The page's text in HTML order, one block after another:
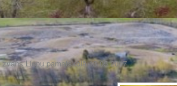
Liepu pamatskolā 13.05.2017.